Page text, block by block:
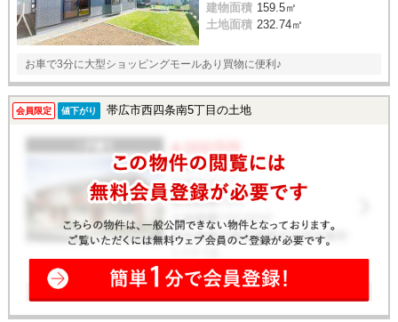
建物面積 159.5㎡
土地面積 232.74㎡
お車で3分に大型ショッピングモールあり買物に便利♪
会員限定 値下がり 帯広市西四条南5丁目の土地